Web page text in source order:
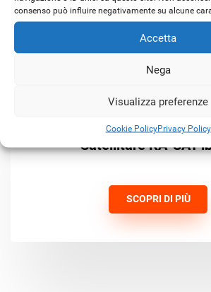
consenso può influire negativamente su alcune
Accetta
Nega
Visualizza preferenze
Cookie PolicyPrivacy Policy
Satellitare KA-SAT
SCOPRI DI PIÙ